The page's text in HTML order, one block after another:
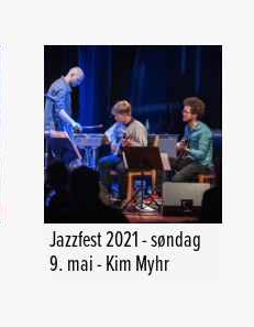
Jazzfest 2021 - søndag
9. mai - Kim Myhr